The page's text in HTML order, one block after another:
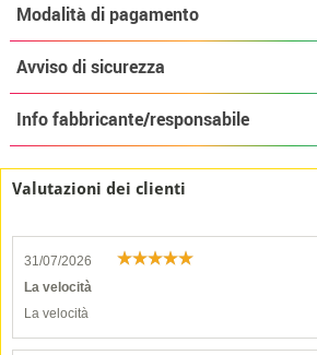
Modalità di pagamento
Avviso di sicurezza
Info fabbricante/responsabile
Valutazioni dei clienti
31/07/2026
La velocità
La velocità